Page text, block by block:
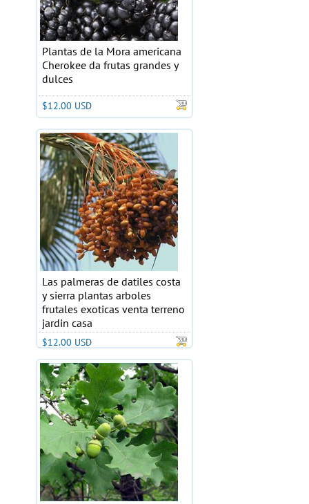
Plantas de la Mora americana
Cherokee da frutas grandes y
dulces
$12.00 USD
Las palmeras de datiles costa
y sierra plantas arboles
frutales exoticas venta terreno
jardin casa
$12.00 USD